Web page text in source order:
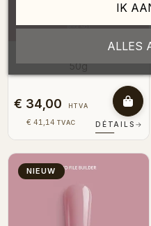
Beige No.1 - No File Builder
50g
€ 34,00 HTVA
€ 41,14 TVAC DÉTAILS →
NIEUW
ALLES
IK